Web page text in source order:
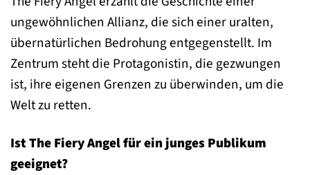
ungewöhnlichen Allianz, die sich einer uralten,
übernatürlichen Bedrohung entgegenstellt. Im
Zentrum steht die Protagonistin, die gezwungen
ist, ihre eigenen Grenzen zu überwinden, um die
Welt zu retten.
Ist The Fiery Angel für ein junges Publikum
geeignet?